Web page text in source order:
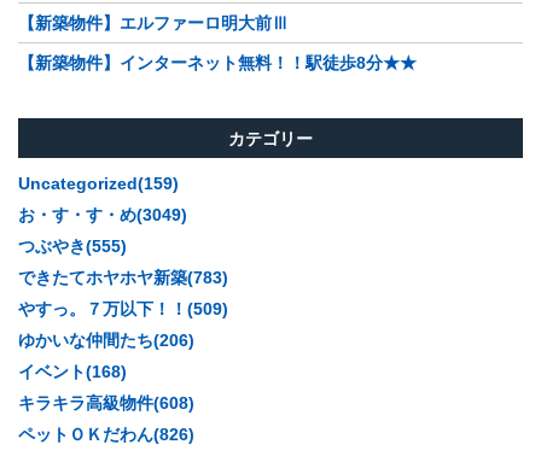
【新築物件】エルファーロ明大前Ⅲ
【新築物件】インターネット無料！！駅徒歩8分★★
カテゴリー
Uncategorized(159)
お・す・す・め(3049)
つぶやき(555)
できたてホヤホヤ新築(783)
やすっ。７万以下！！(509)
ゆかいな仲間たち(206)
イベント(168)
キラキラ高級物件(608)
ペットＯＫだわん(826)